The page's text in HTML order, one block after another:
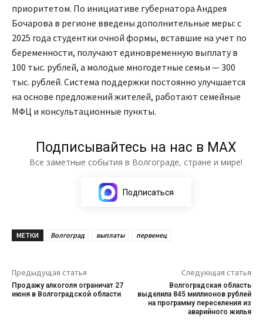
приоритетом. По инициативе губернатора Андрея
Бочарова в регионе введены дополнительные меры: с
2025 года студентки очной формы, вставшие на учет по
беременности, получают единовременную выплату в
100 тыс. рублей, а молодые многодетные семьи — 300
тыс. рублей. Система поддержки постоянно улучшается
на основе предложений жителей, работают семейные
МФЦ и консультационные пункты.
Подписывайтесь на нас в МАХ
Все заметные события в Волгограде, стране и мире!
Подписаться
МЕТКИ Волгоград выплаты первенец
Предыдущая статья
Продажу алкоголя ограничат 27
июня в Волгоградской области
Следующая статья
Волгоградская область
выделила 845 миллионов рублей
на программу переселения из
аварийного жилья